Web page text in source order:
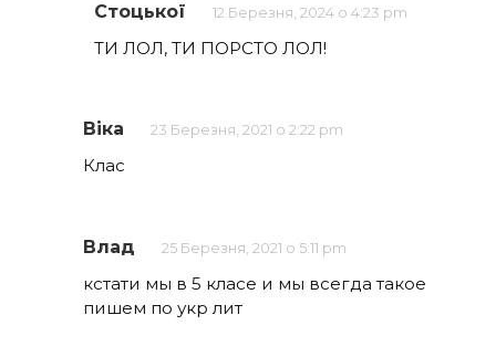
Стоцької
12 Березня, 2024 о 4:23 pm
ТИ ЛОЛ, ТИ ПОРСТО ЛОЛ!
Віка 23 Березня, 2021 о 2:22 pm
Клас
Влад 25 Березня, 2021 о 5:11 pm
кстати мы в 5 класе и мы всегда такое
пишем по укр лит